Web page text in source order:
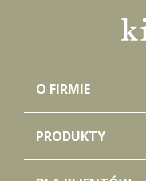
O FIRMIE
PRODUKTY